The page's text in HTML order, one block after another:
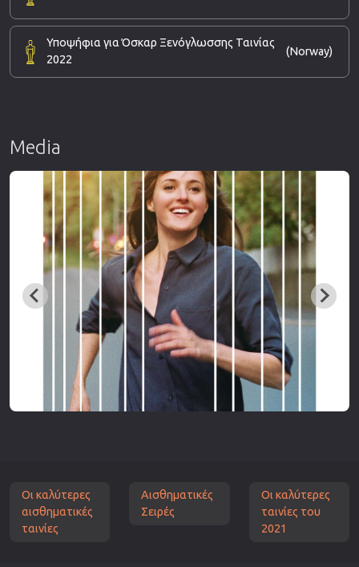
Υποψήφια για Όσκαρ Ξενόγλωσσης Ταινίας
2022
(Norway)
Media
Οι καλύτερες
αισθηματικές
ταινίες
Αισθηματικές
Σειρές
Οι καλύτερες
ταινίες του
2021